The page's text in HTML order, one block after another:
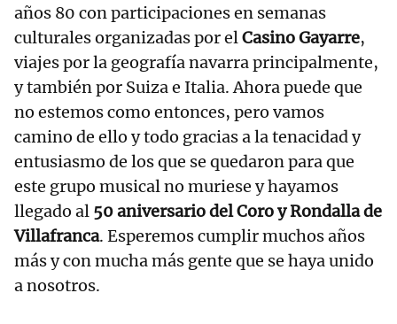
años 80 con participaciones en semanas
culturales organizadas por elCasino Gayarre,
viajes por la geografía navarra principalmente,
y también por Suiza e Italia. Ahora puede que
no estemos como entonces, pero vamos
camino de ello y todo gracias a la tenacidad y
entusiasmo de los que se quedaron para que
este grupo musical no muriese y hayamos
llegado al 50 aniversario del Coro y Rondalla de
Villafranca. Esperemos cumplir muchos años
más y con mucha más gente que se haya unido
a nosotros.